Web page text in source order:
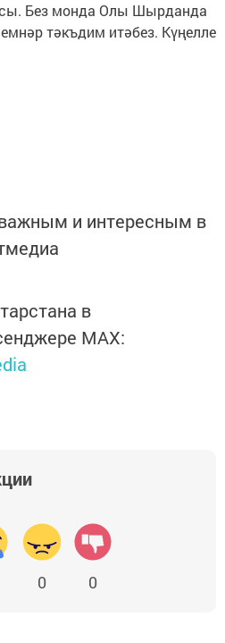
Без монда Олы Шырданда
тәкъдим итәбез. Күңелле
и интересным в
в
MАХ:
0 0